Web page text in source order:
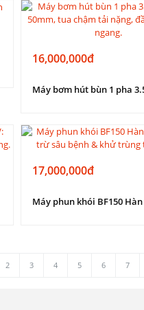
16,000,000đ
17,000,000đ
2 3 4 5 6 7